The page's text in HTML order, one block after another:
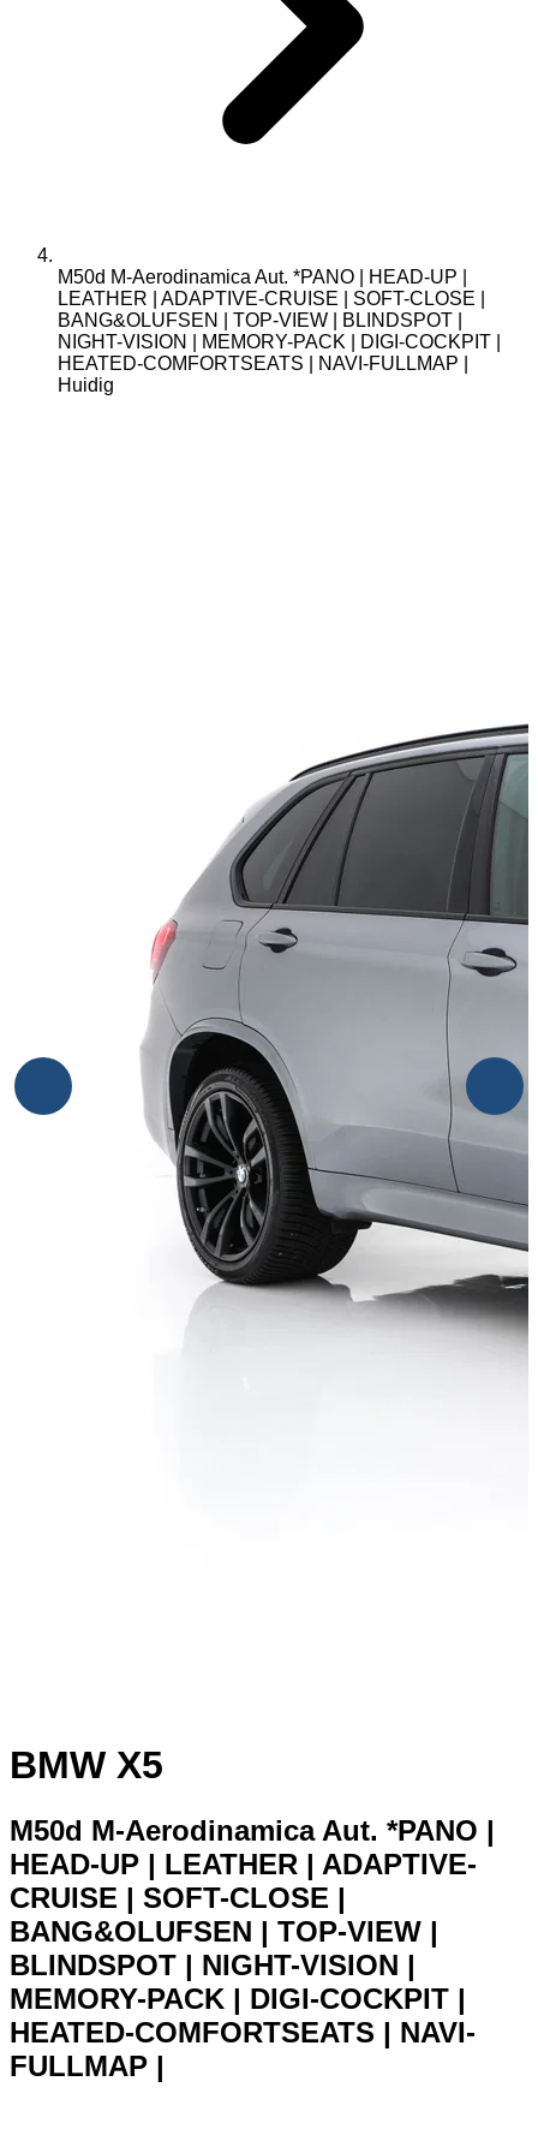
M50d M-Aerodinamica Aut. *PANO | HEAD-UP |
LEATHER | ADAPTIVE-CRUISE | SOFT-CLOSE |
BANG&OLUFSEN | TOP-VIEW | BLINDSPOT |
NIGHT-VISION | MEMORY-PACK | DIGI-COCKPIT |
HEATED-COMFORTSEATS | NAVI-FULLMAP |
Huidig
BMW X5
M50d M-Aerodinamica Aut. *PANO |
HEAD-UP | LEATHER | ADAPTIVE-
CRUISE | SOFT-CLOSE |
BANG&OLUFSEN | TOP-VIEW |
BLINDSPOT | NIGHT-VISION |
MEMORY-PACK | DIGI-COCKPIT |
HEATED-COMFORTSEATS | NAVI-
FULLMAP |